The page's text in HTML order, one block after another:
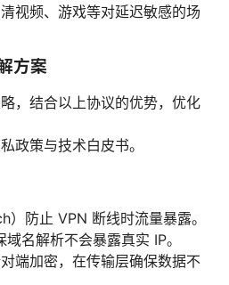
视频、游戏等对延迟敏感的场
方案
，结合以上协议的优势，优化
政策与技术白皮书。
防止 VPN 断线时流量暴露。
名解析不会暴露真实 IP。
端加密，在传输层确保数据不